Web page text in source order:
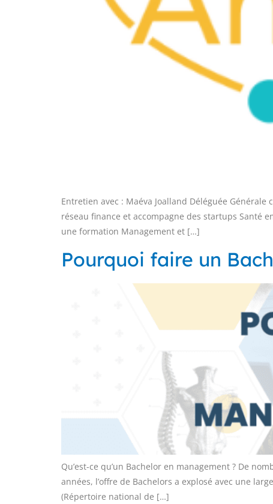
Entretien avec : Maéva Joalland Déléguée
réseau finance et accompagne des startups Santé
une formation Management et […]
Pourquoi faire un
Qu’est-ce qu’un Bachelor en management ? De
années, l’offre de Bachelors a explosé avec une
(Répertoire national de […]